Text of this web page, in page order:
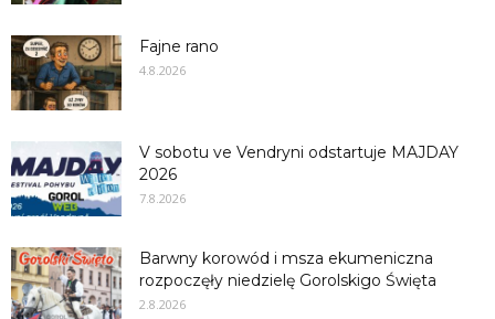
Fajne rano
4.8.2026
V sobotu ve Vendryni odstartuje MAJDAY
2026
7.8.2026
Barwny korowód i msza ekumeniczna
rozpoczęły niedzielę Gorolskigo Święta
2.8.2026